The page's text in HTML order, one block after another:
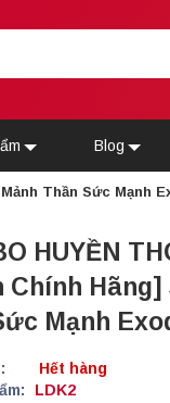
Blog
Thần Sức Mạnh
HUYỀN
Chính Hãng]
Mạnh
Hết hàng
LDK2